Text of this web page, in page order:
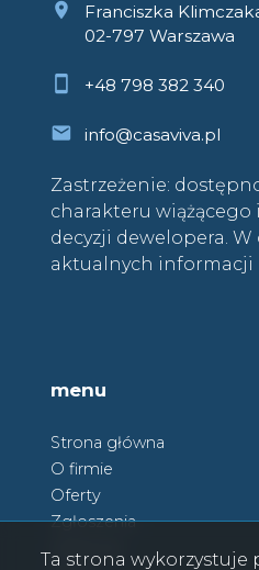
Franciszka
02-797 Warszawa
+48 798 382 340
info@casaviva.pl
Zastrzeżenie:
charakteru wiążącego
decyzji dewelopera. W
aktualnych informacji
menu
Strona główna
O firmie
Oferty
Zgłoszenia
Ta strona wykorzystuje